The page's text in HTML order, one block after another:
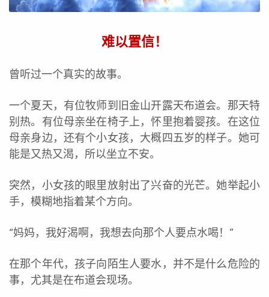
难以置信！
曾听过一个真实的故事。
一个夏天，有位牧师到旧金山开露天布道会。那天特
别热。有位母亲坐在椅子上，怀里抱着婴孩。在这位
母亲身边，还有个小女孩，大概四五岁的样子。她可
能是又热又渴，所以坐立不安。
突然，小女孩的眼里放射出了兴奋的光芒。她举起小
手，模糊地指着某个方向。
“妈妈，我好渴啊，我想去向那个人要点水喝！”
在那个年代，孩子向陌生人要水，并不是什么危险的
事，尤其是在布道会现场。